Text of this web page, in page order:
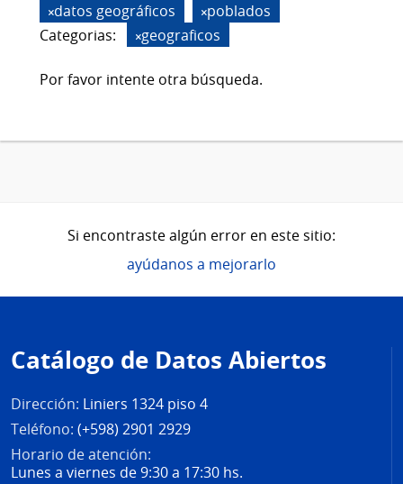
datos geográficos
poblados
Categorias:
geograficos
Por favor intente otra búsqueda.
Si encontraste algún error en este sitio:
ayúdanos a mejorarlo
de
página
Catálogo de Datos Abiertos
Dirección: Liniers 1324 piso 4
Teléfono: (+598) 2901 2929
Horario de atención:
Lunes a viernes de 9:30 a 17:30 hs.